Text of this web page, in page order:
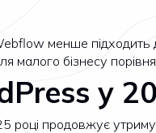
менше підходить
малого бізнесу
у
продовжує